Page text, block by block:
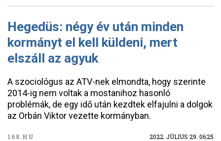
Hegedüs: négy év után minden
kormányt el kell küldeni, mert
elszáll az agyuk
A szociológus az ATV-nek elmondta, hogy szerinte
2014-ig nem voltak a mostanihoz hasonló
problémák, de egy idő után kezdtek elfajulni a dolgok
az Orbán Viktor vezette kormányban.
168.HU 2022. JÚLIUS 29. 06:25